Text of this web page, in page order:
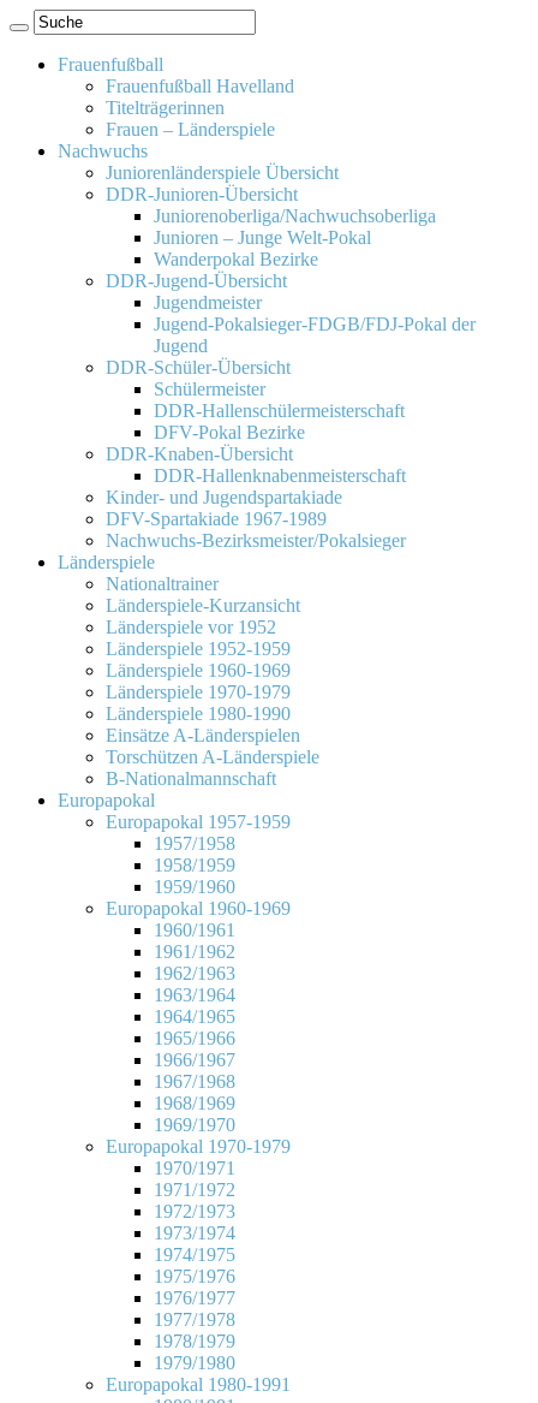
Frauenfußball
Frauenfußball Havelland
Titelträgerinnen
Frauen – Länderspiele
Nachwuchs
Juniorenländerspiele Übersicht
DDR-Junioren-Übersicht
Juniorenoberliga/Nachwuchsoberliga
Junioren – Junge Welt-Pokal
Wanderpokal Bezirke
DDR-Jugend-Übersicht
Jugendmeister
Jugend-Pokalsieger-FDGB/FDJ-Pokal der
Jugend
DDR-Schüler-Übersicht
Schülermeister
DDR-Hallenschülermeisterschaft
DFV-Pokal Bezirke
DDR-Knaben-Übersicht
DDR-Hallenknabenmeisterschaft
Kinder- und Jugendspartakiade
DFV-Spartakiade 1967-1989
Nachwuchs-Bezirksmeister/Pokalsieger
Länderspiele
Nationaltrainer
Länderspiele-Kurzansicht
Länderspiele vor 1952
Länderspiele 1952-1959
Länderspiele 1960-1969
Länderspiele 1970-1979
Länderspiele 1980-1990
Einsätze A-Länderspielen
Torschützen A-Länderspiele
B-Nationalmannschaft
Europapokal
Europapokal 1957-1959
1957/1958
1958/1959
1959/1960
Europapokal 1960-1969
1960/1961
1961/1962
1962/1963
1963/1964
1964/1965
1965/1966
1966/1967
1967/1968
1968/1969
1969/1970
Europapokal 1970-1979
1970/1971
1971/1972
1972/1973
1973/1974
1974/1975
1975/1976
1976/1977
1977/1978
1978/1979
1979/1980
Europapokal 1980-1991